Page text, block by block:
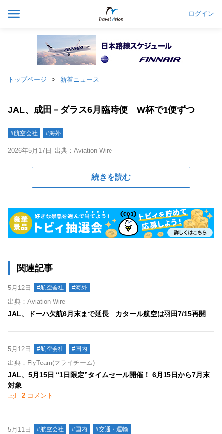
ログイン
トップページ 新着ニュース
JAL、成田－ダラス6月臨時便 W杯で1便ずつ
#航空会社 #海外
2026年5月17日 出典：Aviation Wire
続きを読む
関連記事
5月12日 #航空会社 #海外
出典：Aviation Wire
JAL、ドーハ欠航6月末まで延長 カタール航空は羽田7/15再開
5月12日 #航空会社 #国内
出典：FlyTeam(フライチーム)
JAL、5月15日 “1日限定”タイムセール開催！ 6月15日から7月末
対象
2 コメント
5月11日 #航空会社 #国内 #交通・運輸